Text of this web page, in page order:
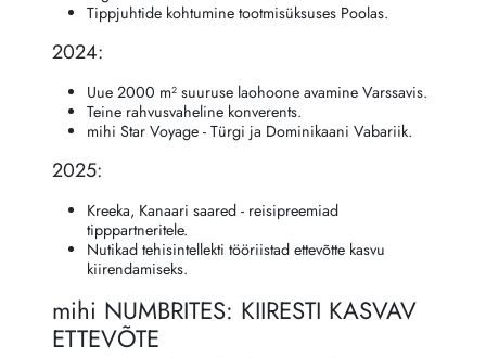
Tippjuhtide kohtumine tootmisüksuses Poolas.
2024:
Uue 2000 m² suuruse laohoone avamine Varssavis.
Teine rahvusvaheline konverents.
mihi Star Voyage - Türgi ja Dominikaani Vabariik.
2025:
Kreeka, Kanaari saared - reisipreemiad
tipppartneritele.
Nutikad tehisintellekti tööriistad ettevõtte kasvu
kiirendamiseks.
mihi NUMBRITES: KIIRESTI KASVAV
ETTEVÕTE